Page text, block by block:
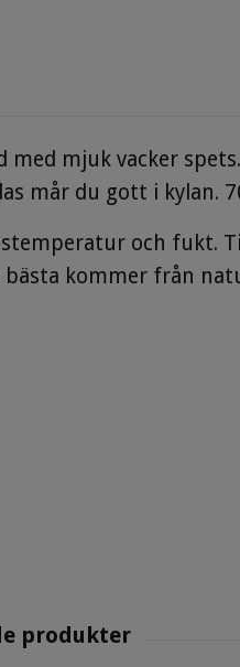
mjuk vacker
mår du gott i kylan.
och fukt.
kommer från